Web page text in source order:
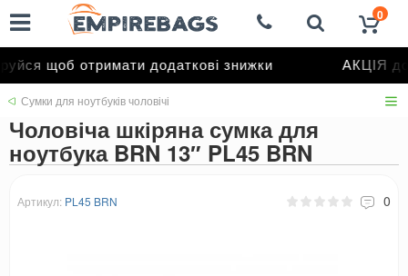
щоб отримати додаткові знижки АКЦІЯ до
0
Сумки для ноутбуків чоловічі
Чоловіча шкіряна сумка для
ноутбука BRN 13″ PL45 BRN
Артикул: PL45 BRN 0